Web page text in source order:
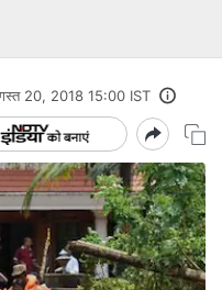
20, 2018 15:00 IST